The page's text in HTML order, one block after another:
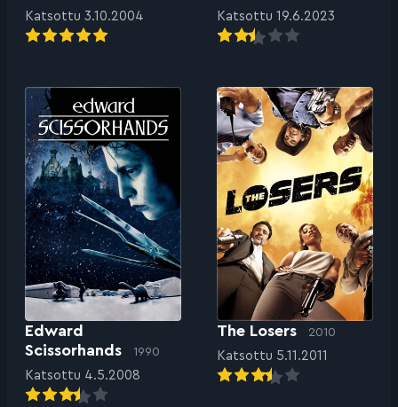
Katsottu 3.10.2004 Katsottu 19.6.2023
Edward
Scissorhands
1990
Katsottu 4.5.2008
The Losers 2010
Katsottu 5.11.2011